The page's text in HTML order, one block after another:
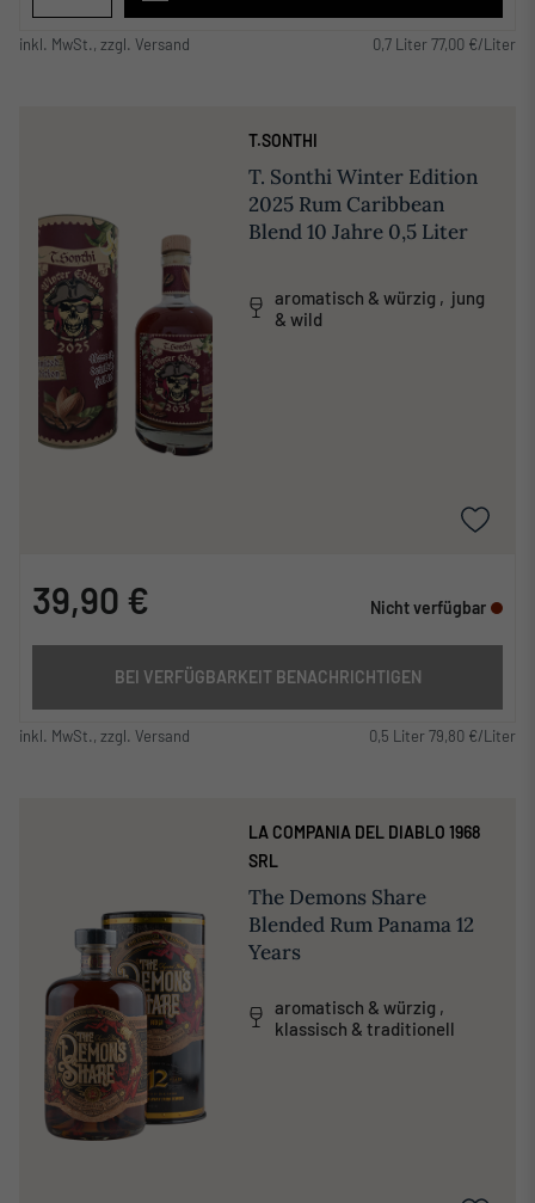
inkl. MwSt., zzgl. Versand 0,7 Liter 77,00 €/Liter
T.SONTHI
T. Sonthi Winter Edition
2025 Rum Caribbean
Blend 10 Jahre 0,5 Liter
aromatisch & würzig , jung
& wild
39,90 € Nicht verfügbar
BEI VERFÜGBARKEIT BENACHRICHTIGEN
inkl. MwSt., zzgl. Versand 0,5 Liter 79,80 €/Liter
LA COMPANIA DEL DIABLO 1968
SRL
The Demons Share
Blended Rum Panama 12
Years
aromatisch & würzig ,
klassisch & traditionell